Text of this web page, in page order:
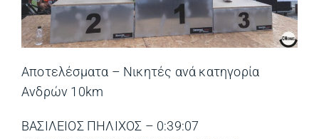
Αποτελέσματα – Νικητές ανά κατηγορία
Ανδρών 10km
ΒΑΣΙΛΕΙΟΣ ΠΗΛΙΧΟΣ – 0:39:07